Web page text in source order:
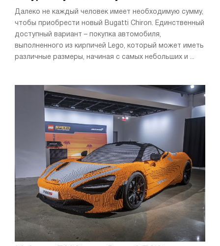
Далеко не каждый человек имеет необходимую сумму,
чтобы приобрести новый Bugatti Chiron. Единственный
доступный вариант – покупка автомобиля,
выполненного из кирпичей Lego, который может иметь
различные размеры, начиная с самых небольших и ...